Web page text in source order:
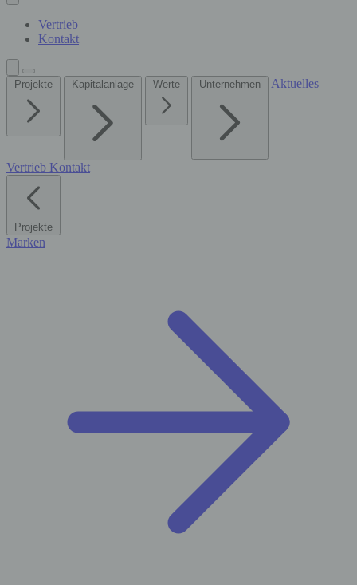
Vertrieb
Kontakt
Projekte Kapitalanlage Werte Unternehmen Aktuelles
Vertrieb Kontakt
Projekte
Marken